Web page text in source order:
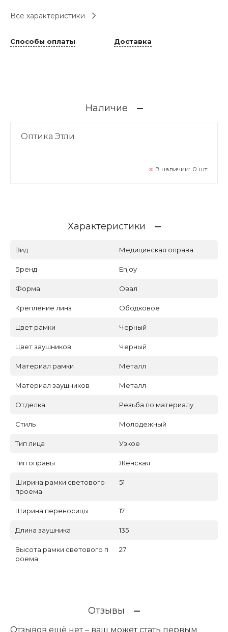
Все характеристики
Способы оплаты Доставка
Наличие
Оптика Этли
В наличии: 0 шт
Характеристики
Вид Медицинская оправа
Бренд Enjoy
Форма Овал
Крепление линз Ободковое
Цвет рамки Черный
Цвет заушников Черный
Материал рамки Металл
Материал заушников Металл
Отделка Резьба по материалу
Стиль Молодежный
Тип лица Узкое
Тип оправы Женская
Ширина рамки светового
проема
51
Ширина переносицы 17
Длина заушника 135
Высота рамки светового п
роема
27
Отзывы
Отзывов ещё нет – ваш может стать первым